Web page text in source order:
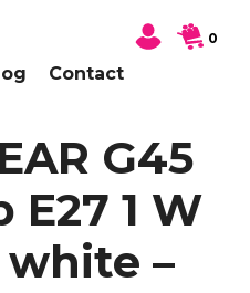
Contact
0
G45
E27 1 W
–